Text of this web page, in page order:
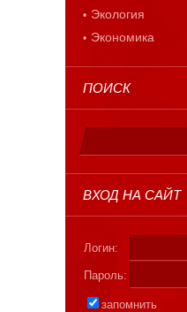
Экология
Экономика
ПОИСК
ВХОД НА САЙТ
Логин:
Пароль:
запомнить